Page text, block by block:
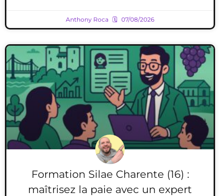
Anthony Roca 07/08/2026
Formation Silae Charente (16) :
maîtrisez la paie avec un expert